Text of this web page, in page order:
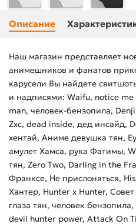
Описание
Наш магазин представляет
анимешников и фанатов
карусели Вы найдете
и надписями: Waifu, notice me
man, человек-бензопила,
Zxc, dead inside, дед инсайд,
хентай, Аниме девушка тян,
амулет Хамса, рука Фатимы,
тян, Zero Two, Darling in the
Франксе, Не прислоняться,
Хантер, Hunter x Hunter,
глаза тян, человек
devil hunter power, Attack On